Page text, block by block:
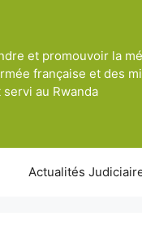
et promouvoir la
française et des
servi au Rwanda
Actualités